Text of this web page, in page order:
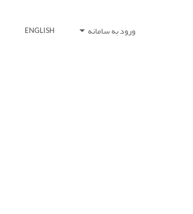
ورود به سامانه ENGLISH